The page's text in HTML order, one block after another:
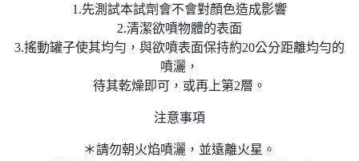
1.先測試本試劑會不會對顏色造成影響
2.清潔欲噴物體的表面
3.搖動罐子使其均勻，與欲噴表面保持約20公分距離均勻的
噴灑，
待其乾燥即可，或再上第2層。
注意事項
＊請勿朝火焰噴灑，並遠離火星。